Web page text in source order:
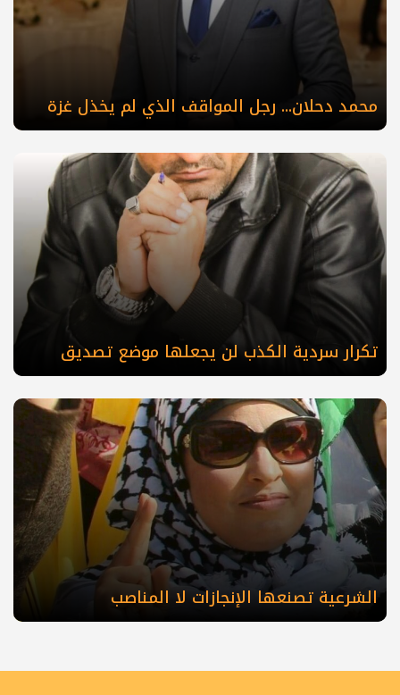
محمد دحلان... رجل المواقف الذي لم يخذل غزة
تكرار سردية الكذب لن يجعلها موضع تصديق
الشرعية تصنعها الإنجازات لا المناصب